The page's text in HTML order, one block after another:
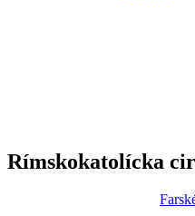
Rímskokatolícka